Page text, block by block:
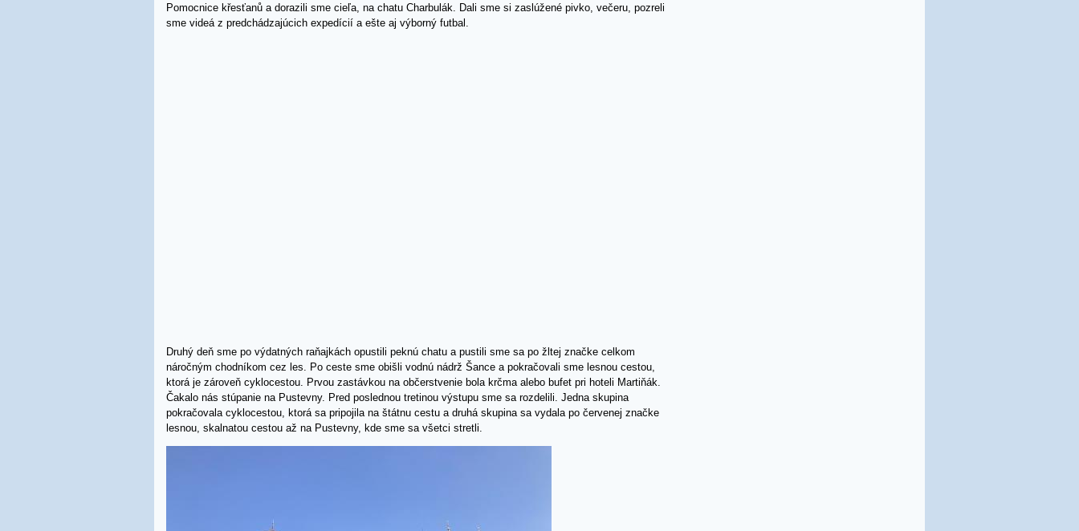
Pomocnice křesťanů a dorazili sme cieľa, na chatu Charbulák. Dali sme si zaslúžené pivko, večeru, pozreli
sme videá z predchádzajúcich expedícií a ešte aj výborný futbal.
Druhý deň sme po výdatných raňajkách opustili peknú chatu a pustili sme sa po žltej značke celkom
náročným chodníkom cez les. Po ceste sme obišli vodnú nádrž Šance a pokračovali sme lesnou cestou,
ktorá je zároveň cyklocestou. Prvou zastávkou na občerstvenie bola krčma alebo bufet pri hoteli Martiňák.
Čakalo nás stúpanie na Pustevny. Pred poslednou tretinou výstupu sme sa rozdelili. Jedna skupina
pokračovala cyklocestou, ktorá sa pripojila na štátnu cestu a druhá skupina sa vydala po červenej značke
lesnou, skalnatou cestou až na Pustevny, kde sme sa všetci stretli.